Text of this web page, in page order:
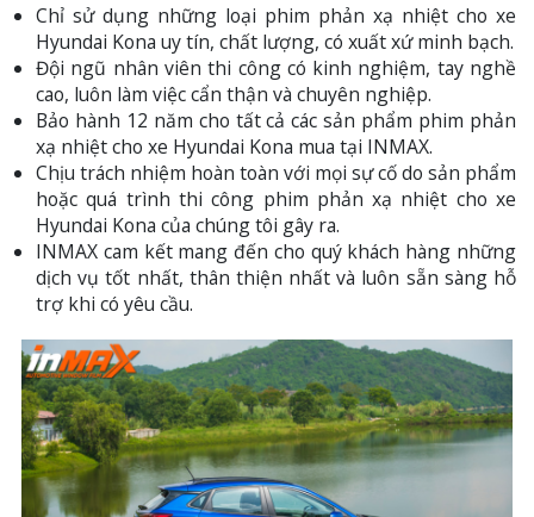
Chỉ sử dụng những loại phim phản xạ nhiệt cho xe
Hyundai Kona uy tín, chất lượng, có xuất xứ minh bạch.
Đội ngũ nhân viên thi công có kinh nghiệm, tay nghề
cao, luôn làm việc cẩn thận và chuyên nghiệp.
Bảo hành 12 năm cho tất cả các sản phẩm phim phản
xạ nhiệt cho xe Hyundai Kona mua tại INMAX.
Chịu trách nhiệm hoàn toàn với mọi sự cố do sản phẩm
hoặc quá trình thi công phim phản xạ nhiệt cho xe
Hyundai Kona của chúng tôi gây ra.
INMAX cam kết mang đến cho quý khách hàng những
dịch vụ tốt nhất, thân thiện nhất và luôn sẵn sàng hỗ
trợ khi có yêu cầu.